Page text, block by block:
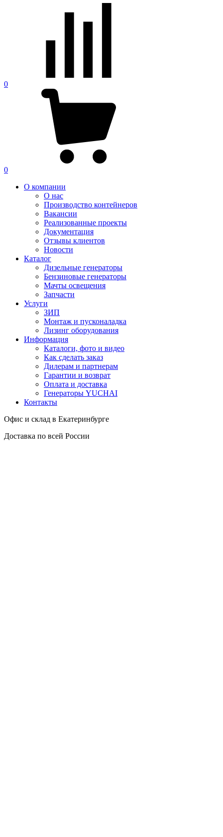
0
0
О компании
О нас
Производство контейнеров
Вакансии
Реализованные проекты
Документация
Отзывы клиентов
Новости
Каталог
Дизельные генераторы
Бензиновые генераторы
Мачты освещения
Запчасти
Услуги
ЗИП
Монтаж и пусконаладка
Лизинг оборудования
Информация
Каталоги, фото и видео
Как сделать заказ
Дилерам и партнерам
Гарантии и возврат
Оплата и доставка
Генераторы YUCHAI
Контакты
Офис и склад в Екатеринбурге
Доставка по всей России